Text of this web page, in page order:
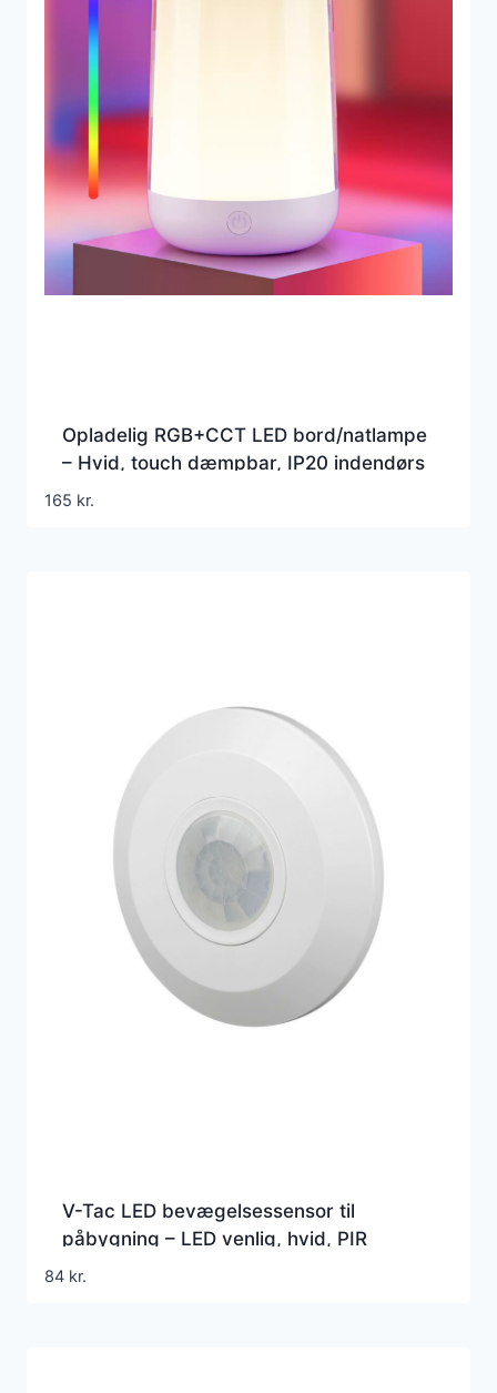
Opladelig RGB+CCT LED bord/natlampe
– Hvid, touch dæmpbar, IP20 indendørs
165 kr.
V-Tac LED bevægelsessensor til
påbygning – LED venlig, hvid, PIR
infrarød, IP20 indendørs
84 kr.